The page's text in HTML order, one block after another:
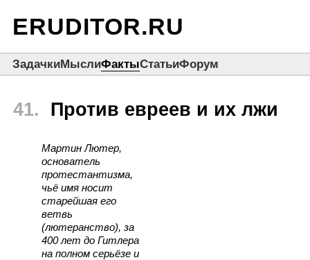
ERUDITOR.RU
ЗадачкиМыслиФактыСтатьиФорум
41. Против евреев и их лжи
Мартин Лютер,
основатель
протестантизма,
чьё имя носит
старейшая его
ветвь
(лютеранство), за
400 лет до Гитлера
на полном серьёзе и